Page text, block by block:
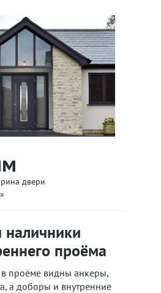
двери
проёма
проёме видны анкеры,
а доборы и внутренние